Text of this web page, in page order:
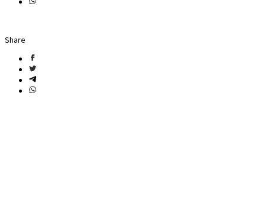
Share